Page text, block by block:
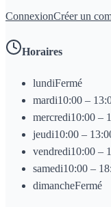
ConnexionCréer un
Horaires
lundiFermé
mardi10:00 –
mercredi10:00 –
jeudi10:00 –
vendredi10:00 –
samedi10:00 –
dimancheFermé